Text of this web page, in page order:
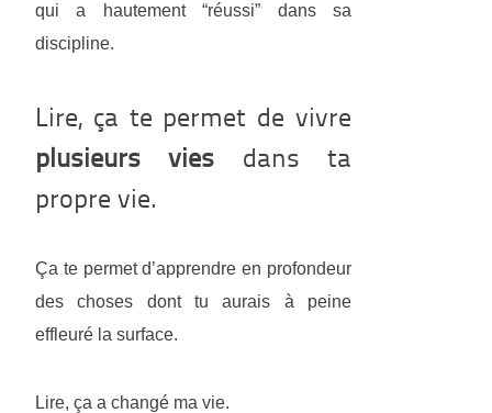
qui a hautement “réussi” dans sa
discipline.
Lire, ça te permet de vivre
plusieurs vies dans ta
propre vie.
Ça te permet d’apprendre en profondeur
des choses dont tu aurais à peine
effleuré la surface.
Lire, ça a changé ma vie.